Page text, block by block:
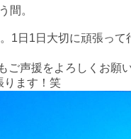
間。
1日1日大切に頑張って
ご声援をよろしくお願
ります！笑